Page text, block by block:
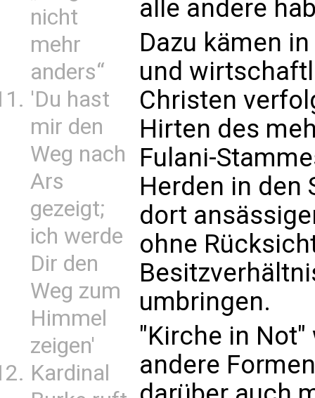
nicht
mehr
anders“
'Du hast
mir den
Weg nach
Ars
gezeigt;
ich werde
Dir den
Weg zum
Himmel
zeigen'
Kardinal
alle andere
Dazu kämen
und
Christen
Hirten des
Fulani-
Herden in den
dort
ohne
umbringen.
"Kirche in
andere